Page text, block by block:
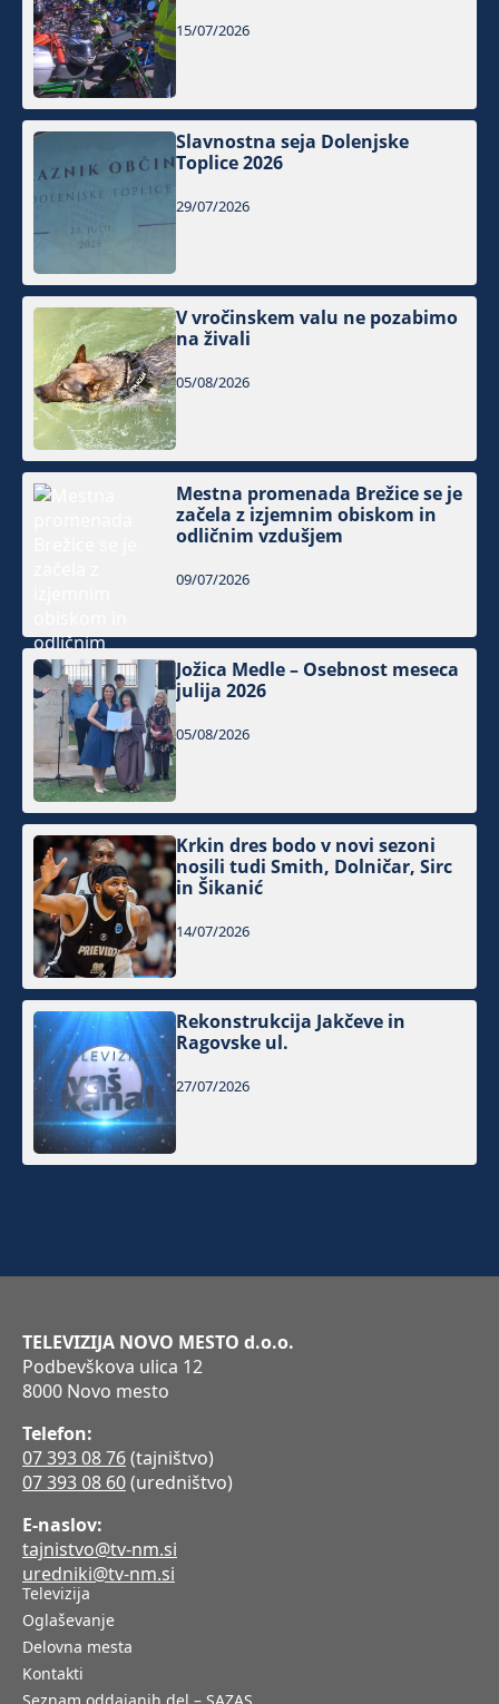
15/07/2026
Slavnostna seja Dolenjske
Toplice 2026
29/07/2026
V vročinskem valu ne pozabimo
na živali
05/08/2026
Mestna promenada Brežice se je
začela z izjemnim obiskom in
odličnim vzdušjem
09/07/2026
Jožica Medle – Osebnost meseca
julija 2026
05/08/2026
Krkin dres bodo v novi sezoni
nosili tudi Smith, Dolničar, Sirc
in Šikanić
14/07/2026
Rekonstrukcija Jakčeve in
Ragovske ul.
27/07/2026
TELEVIZIJA NOVO MESTO d.o.o.
Podbevškova ulica 12
8000 Novo mesto
Telefon:
07 393 08 76(tajništvo)
07 393 08 60(uredništvo)
E-naslov:
tajnistvo@tv-nm.si
uredniki@tv-nm.si
Televizija
Oglaševanje
Delovna mesta
Kontakti